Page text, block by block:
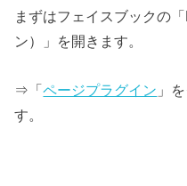
まずはフェイスブックの
ン）」を開きます。
⇒「ページプラグイン 」
す。